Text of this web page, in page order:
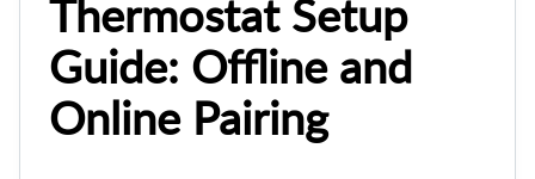
Thermostat Setup
Guide: Offline and
Online Pairing